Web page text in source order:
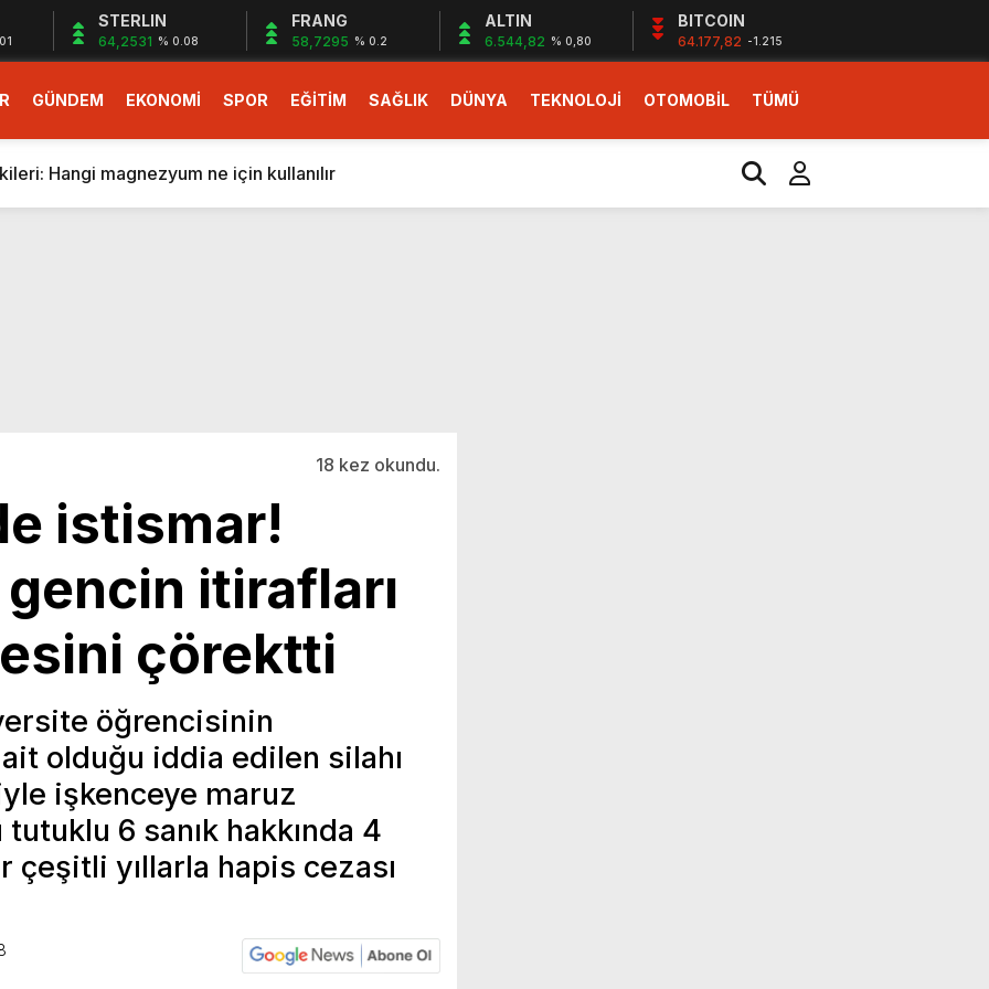
STERLIN
64,2531 % 0.08
FRANG
58,7295 % 0.2
ALTIN
6.544,82 % 0,80
BITCOIN
64.177,82 -1.215
GÜNDEM EKONOMİ SPOR EĞİTİM SAĞLIK DÜNYA TEKNOLOJİ OTOMOBİL TÜMÜ
dev teklif
gelecek yeni özellikler belli oldu
Hangi magnezyum ne için kullanılır
başlıyor
dev teklif
18 kez okundu.
istismar!
itirafları
çörektti
öğrencisinin
olduğu iddia edilen silahı
işkenceye maruz
tutuklu 6 sanık hakkında 4
çeşitli yıllarla hapis cezası